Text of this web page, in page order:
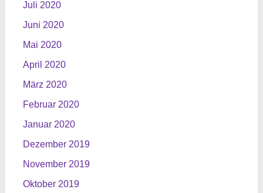
Juli 2020
Juni 2020
Mai 2020
April 2020
März 2020
Februar 2020
Januar 2020
Dezember 2019
November 2019
Oktober 2019